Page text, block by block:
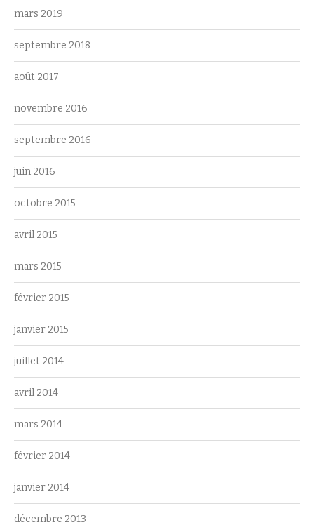
mars 2019
septembre 2018
août 2017
novembre 2016
septembre 2016
juin 2016
octobre 2015
avril 2015
mars 2015
février 2015
janvier 2015
juillet 2014
avril 2014
mars 2014
février 2014
janvier 2014
décembre 2013